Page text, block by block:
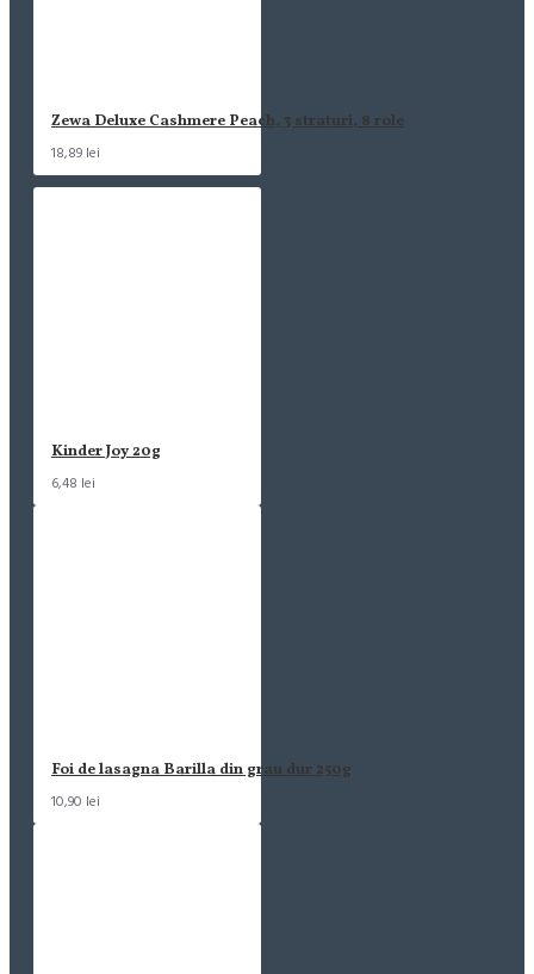
Zewa Deluxe Cashmere Peach, 3 straturi, 8 role
18,89 lei
Kinder Joy 20g
6,48 lei
Foi de lasagna Barilla din grau dur 250g
10,90 lei